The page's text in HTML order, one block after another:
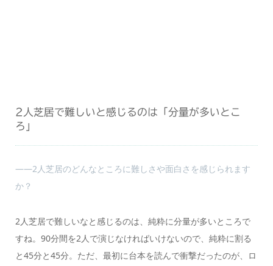
2人芝居で難しいと感じるのは「分量が多いとこ
ろ」
――2人芝居のどんなところに難しさや面白さを感じられます
か？
2人芝居で難しいなと感じるのは、純粋に分量が多いところで
すね。90分間を2人で演じなければいけないので、純粋に割る
と45分と45分。ただ、最初に台本を読んで衝撃だったのが、ロ